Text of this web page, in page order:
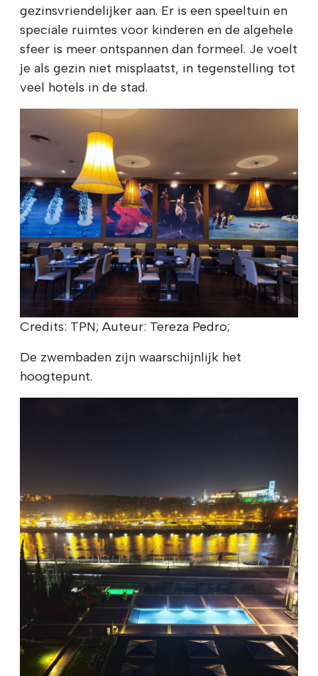
gezinsvriendelijker aan. Er is een speeltuin en
speciale ruimtes voor kinderen en de algehele
sfeer is meer ontspannen dan formeel. Je voelt
je als gezin niet misplaatst, in tegenstelling tot
veel hotels in de stad.
Credits: TPN; Auteur: Tereza Pedro;
De zwembaden zijn waarschijnlijk het
hoogtepunt.